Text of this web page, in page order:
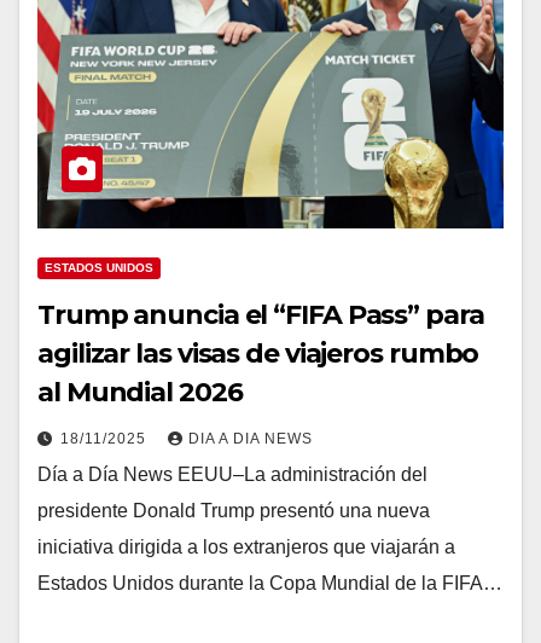
ESTADOS UNIDOS
Trump anuncia el “FIFA Pass” para
agilizar las visas de viajeros rumbo
al Mundial 2026
18/11/2025 DIA A DIA NEWS
Día a Día News EEUU–La administración del
presidente Donald Trump presentó una nueva
iniciativa dirigida a los extranjeros que viajarán a
Estados Unidos durante la Copa Mundial de la FIFA…